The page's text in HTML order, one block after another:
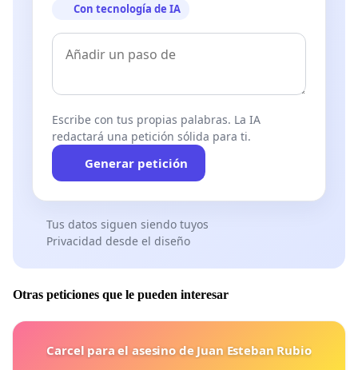
Con tecnología de IA
Escribe con tus propias palabras. La IA
redactará una petición sólida para ti.
Generar petición
Tus datos siguen siendo tuyos
Privacidad desde el diseño
Otras peticiones que le pueden interesar
Carcel para el asesino de Juan Esteban Rubio